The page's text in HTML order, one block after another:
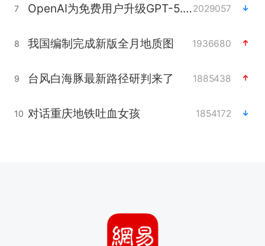
7 OpenAI为免费用户升级GPT-5.6 Luna2029057
8 我国编制完成新版全月地质图 1936680
9 台风白海豚最新路径研判来了 1885438
10 对话重庆地铁吐血女孩 1854172